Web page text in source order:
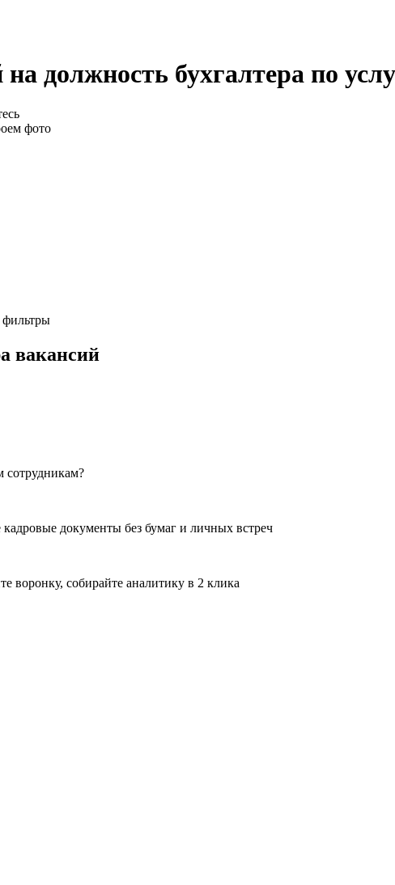
должность бухгалтера по
фото
фильтры
вакансий
сотрудникам?
документы без бумаг и личных встреч
воронку, собирайте аналитику в 2 клика